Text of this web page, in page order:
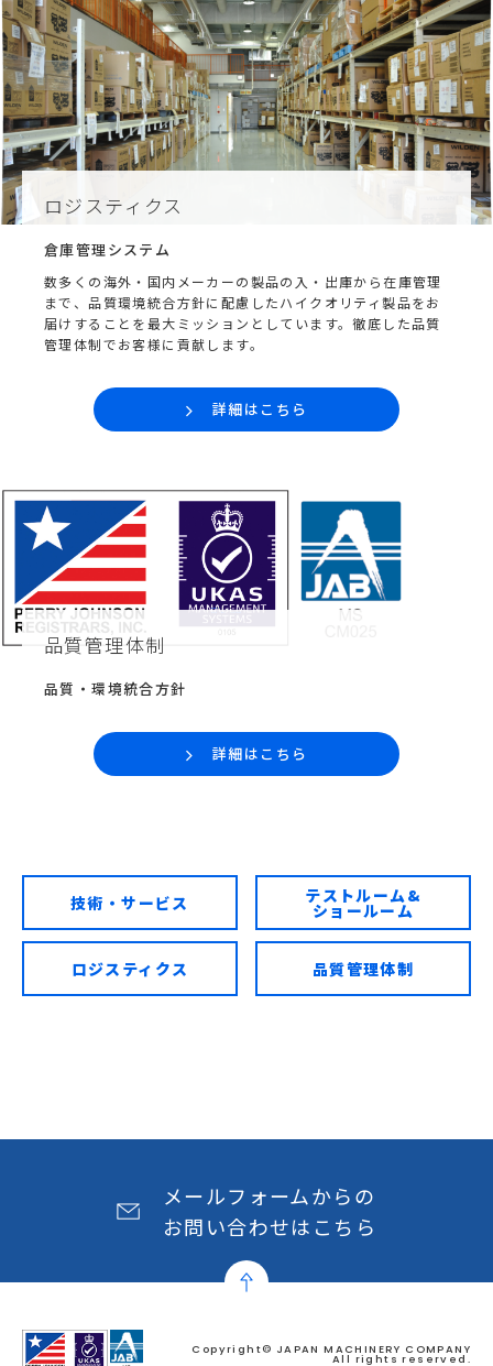
ロジスティクス
倉庫管理システム
数多くの海外・国内メーカーの製品の入・出庫から在庫管理
まで、品質環境統合方針に配慮したハイクオリティ製品をお
届けすることを最大ミッションとしています。徹底した品質
管理体制でお客様に貢献します。
詳細はこちら
品質管理体制
品質・環境統合方針
詳細はこちら
技術・サービス テストルーム&
ショールーム
ロジスティクス 品質管理体制
メールフォームからの
お問い合わせはこちら
Copyright© JAPAN MACHINERY COMPANY
All rights reserved.